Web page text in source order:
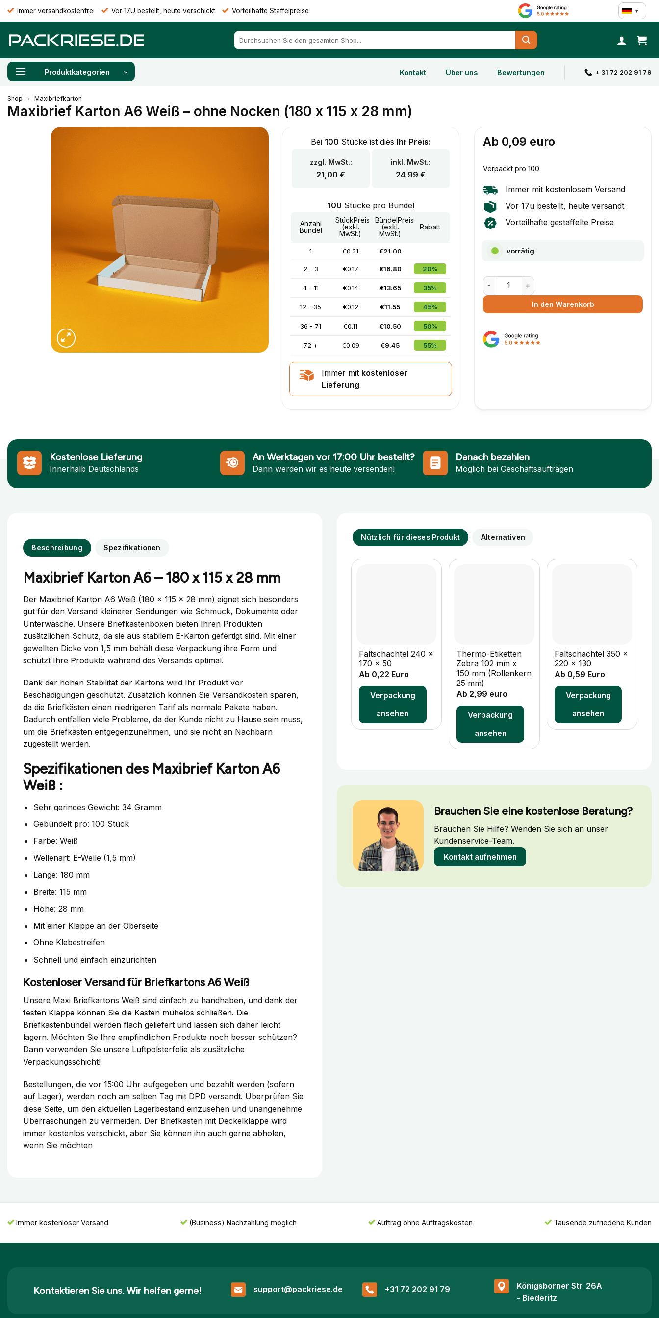
Zum
Immer versandkostenfrei Vor 17U bestellt, heute verschickt Vorteilhafte Staffelpreise ▾
Suchen
nach:
Produktkategorien Kontakt Über uns Bewertungen + 31 72 202 91 79
Shop > Maxibriefkarton
Maxibrief Karton A6 Weiß – ohne Nocken (180 x 115 x 28 mm)
Bei 100 Stücke ist dies Ihr Preis:
zzgl. MwSt.:
21,00€
inkl. MwSt.:
24,99 €
100 Stücke pro Bündel
Anzahl
Bündel
StückPreis
(exkl.
MwSt.)
BündelPreis
(exkl.
MwSt.)
Rabatt
1 €0.21 €21.00
2 - 3 €0.17 €16.80 20%
4 - 11 €0.14 €13.65 35%
12 - 35 €0.12 €11.55 45%
36 - 71 €0.11 €10.50 50%
72 + €0.09 €9.45 55%
Immer mit kostenloser
Lieferung
Ab 0,09 euro
Verpackt pro 100
Immer mit kostenlosem Versand
Vor 17u bestellt, heute versandt
Vorteilhafte gestaffelte Preise
vorrätig
Maxibrief Karton A6 Weiß - ohne Nocken (180 x
In den Warenkorb
Kostenlose Lieferung
Innerhalb Deutschlands
An Werktagen vor 17:00 Uhr bestellt?
Dann werden wir es heute versenden!
Danach bezahlen
Möglich bei Geschäftsaufträgen
Beschreibung Spezifikationen
Maxibrief Karton A6 – 180 x 115 x 28 mm
Der Maxibrief Karton A6 Weiß (180 x 115 x 28 mm) eignet sich besonders
gut für den Versand kleinerer Sendungen wie Schmuck, Dokumente oder
Unterwäsche. Unsere Briefkastenboxen bieten Ihren Produkten
zusätzlichen Schutz, da sie aus stabilem E-Karton gefertigt sind. Mit einer
gewellten Dicke von 1,5 mm behält diese Verpackung ihre Form und
schützt Ihre Produkte während des Versands optimal.
Dank der hohen Stabilität der Kartons wird Ihr Produkt vor
Beschädigungen geschützt. Zusätzlich können Sie Versandkosten sparen,
da die Briefkästen einen niedrigeren Tarif als normale Pakete haben.
Dadurch entfallen viele Probleme, da der Kunde nicht zu Hause sein muss,
um die Briefkästen entgegenzunehmen, und sie nicht an Nachbarn
zugestellt werden.
Spezifikationen des Maxibrief Karton A6
Weiß :
Sehr geringes Gewicht: 34 Gramm
Gebündelt pro: 100 Stück
Farbe: Weiß
Wellenart: E-Welle (1,5 mm)
Länge: 180 mm
Breite: 115 mm
Höhe: 28 mm
Mit einer Klappe an der Oberseite
Ohne Klebestreifen
Schnell und einfach einzurichten
Kostenloser Versand für Briefkartons A6 Weiß
Unsere Maxi Briefkartons Weiß sind einfach zu handhaben, und dank der
festen Klappe können Sie die Kästen mühelos schließen. Die
Briefkastenbündel werden flach geliefert und lassen sich daher leicht
lagern. Möchten Sie Ihre empfindlichen Produkte noch besser schützen?
Dann verwenden Sie unsere Luftpolsterfolie als zusätzliche
Verpackungsschicht!
Bestellungen, die vor 15:00 Uhr aufgegeben und bezahlt werden (sofern
auf Lager), werden noch am selben Tag mit DPD versandt. Überprüfen Sie
diese Seite, um den aktuellen Lagerbestand einzusehen und unangenehme
Überraschungen zu vermeiden. Der Briefkasten mit Deckelklappe wird
immer kostenlos verschickt, aber Sie können ihn auch gerne abholen,
wenn Sie möchten
Nützlich für dieses Produkt Alternativen
Faltschachtel 240 x
170 x 50
Ab 0,22 Euro
Verpackung
ansehen
Thermo-Etiketten
Zebra 102 mm x
150 mm (Rollenkern
25 mm)
Ab 2,99 euro
Verpackung
ansehen
Faltschachtel 350 x
220 x 130
Ab 0,59 Euro
Verpackung
ansehen
Brauchen Sie eine kostenlose Beratung?
Brauchen Sie Hilfe? Wenden Sie sich an unser
Kundenservice-Team.
Kontakt aufnehmen
Immer kostenloser Versand (Business) Nachzahlung möglich Auftrag ohne Auftragskosten Tausende zufriedene Kunden
Kontaktieren Sie uns. Wir helfen gerne! support@packriese.de +31 72 202 91 79
Königsborner Str. 26A
- Biederitz